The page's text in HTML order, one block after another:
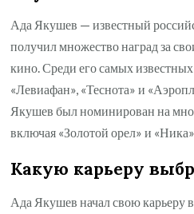
Ада Якушев — известный
получил множество наград за
кино. Среди его самых
«Левиафан», «Теснота» и
Якушев был номинирован на
включая «Золотой орел» и
Какую карьеру
Ада Якушев начал свою карьеру